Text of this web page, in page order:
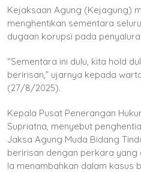
Kejaksaan Agung (Kejagung)
menghentikan sementara
dugaan korupsi pada
“Sementara ini dulu, kita hold
beririsan,” ujarnya kepada
(27/8/2025).
Kepala Pusat Penerangan
Supriatna, menyebut
Jaksa Agung Muda Bidang
beririsan dengan perkara yang
Ia menambahkan dalam kasus